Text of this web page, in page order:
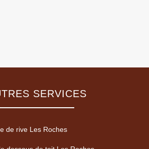
SERVICES
de rive Les Roches